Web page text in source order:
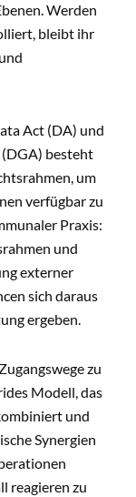
Werden
bleibt ihr
Act (DA) und
besteht
um
verfügbar zu
Praxis:
und
externer
sich daraus
ergeben.
zu
Modell, das
und
Synergien
reagieren zu